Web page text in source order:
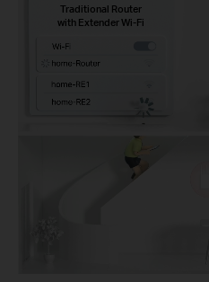
Traditional Router
with Extender Wi-Fi